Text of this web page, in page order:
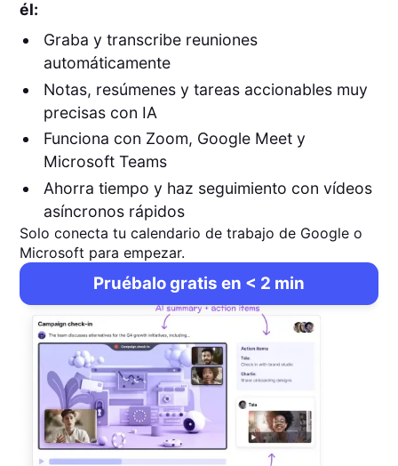
él:
Graba y transcribe reuniones
automáticamente
Notas, resúmenes y tareas accionables muy
precisas con IA
Funciona con Zoom, Google Meet y
Microsoft Teams
Ahorra tiempo y haz seguimiento con vídeos
asíncronos rápidos
Solo conecta tu calendario de trabajo de Google o
Microsoft para empezar.
Pruébalo gratis en < 2 min